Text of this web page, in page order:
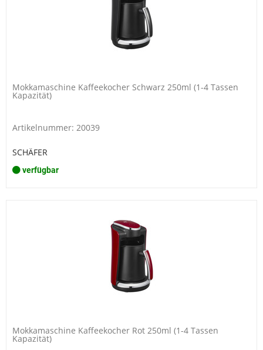
Mokkamaschine Kaffeekocher Schwarz 250ml (1-4 Tassen
Kapazität)
Artikelnummer: 20039
SCHÄFER
verfügbar
Mokkamaschine Kaffeekocher Rot 250ml (1-4 Tassen
Kapazität)